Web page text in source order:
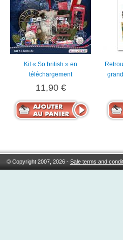
Kit « So british » en
téléchargement
11,90 €
© Copyright 2007, 2026 - Sale terms and